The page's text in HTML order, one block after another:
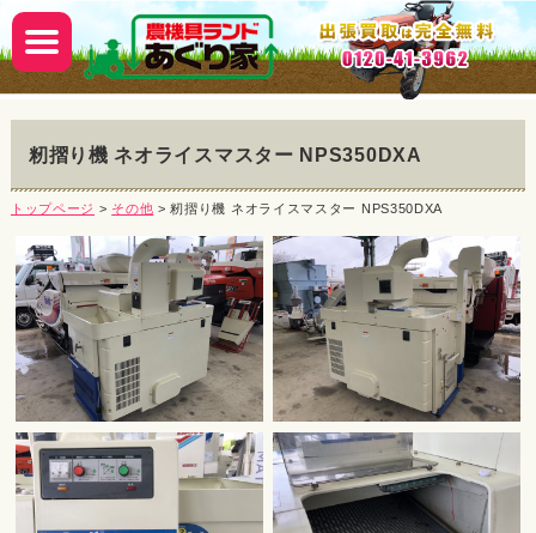
籾摺り機 ネオライスマスター NPS350DXA
トップページ > その他 > 籾摺り機 ネオライスマスター NPS350DXA